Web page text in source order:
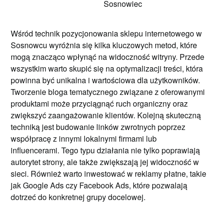
Sosnowiec
Wśród technik pozycjonowania sklepu internetowego w
Sosnowcu wyróżnia się kilka kluczowych metod, które
mogą znacząco wpłynąć na widoczność witryny. Przede
wszystkim warto skupić się na optymalizacji treści, która
powinna być unikalna i wartościowa dla użytkowników.
Tworzenie bloga tematycznego związane z oferowanymi
produktami może przyciągnąć ruch organiczny oraz
zwiększyć zaangażowanie klientów. Kolejną skuteczną
techniką jest budowanie linków zwrotnych poprzez
współpracę z innymi lokalnymi firmami lub
influencerami. Tego typu działania nie tylko poprawiają
autorytet strony, ale także zwiększają jej widoczność w
sieci. Również warto inwestować w reklamy płatne, takie
jak Google Ads czy Facebook Ads, które pozwalają
dotrzeć do konkretnej grupy docelowej.